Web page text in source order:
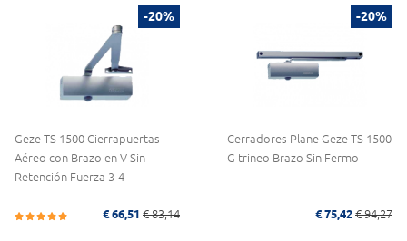
-20%
Geze TS 1500 Cierrapuertas
Aéreo con Brazo en V Sin
Retención Fuerza 3-4
€ 66,51 € 83,14
-20%
Cerradores Plane Geze TS 1500
G trineo Brazo Sin Fermo
€ 75,42 € 94,27